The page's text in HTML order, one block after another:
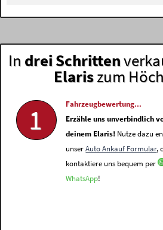
In drei Schritten
Elariszum
1
Fahrzeugbewertung...
Erzähle uns unverbindlich
deinem Elaris! Nutze dazu
unserAuto Ankauf Formular,
kontaktiere uns bequem per
WhatsApp!